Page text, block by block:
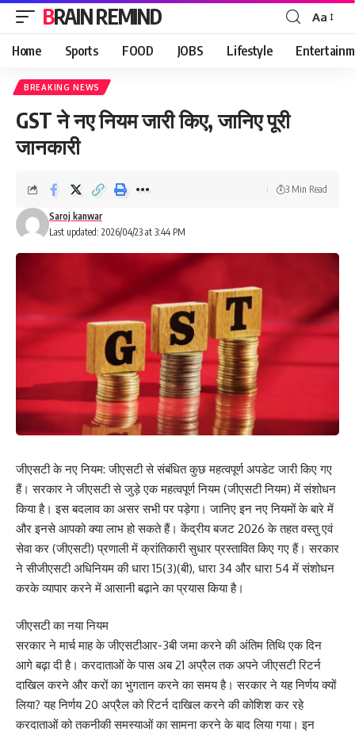
BRAIN REMIND
Font
Resizer
Aa
Home Sports FOOD JOBS Lifestyle
BREAKING NEWS
GST ने नए नियम जारी किए, जानिए पूरी
जानकारी
Last updated: 2026/04/23 at 3:44 PM
Saroj kanwar
3 Min Read
जीएसटी के नए नियम: जीएसटी से संबंधित कुछ महत्वपूर्ण अपडेट जारी किए गए
हैं। सरकार ने जीएसटी से जुड़े एक महत्वपूर्ण नियम (जीएसटी नियम) में संशोधन
किया है। इस बदलाव का असर सभी पर पड़ेगा। जानिए इन नए नियमों के बारे में
और इनसे आपको क्या लाभ हो सकते हैं। केंद्रीय बजट 2026 के तहत वस्तु एवं
सेवा कर (जीएसटी) प्रणाली में क्रांतिकारी सुधार प्रस्तावित किए गए हैं। सरकार
ने सीजीएसटी अधिनियम की धारा 15(3)(बी), धारा 34 और धारा 54 में संशोधन
करके व्यापार करने में आसानी बढ़ाने का प्रयास किया है।
जीएसटी का नया नियम
सरकार ने मार्च माह के जीएसटीआर-3बी जमा करने की अंतिम तिथि एक दिन
आगे बढ़ा दी है। करदाताओं के पास अब 21 अप्रैल तक अपने जीएसटी रिटर्न
दाखिल करने और करों का भुगतान करने का समय है। सरकार ने यह निर्णय क्यों
लिया? यह निर्णय 20 अप्रैल को रिटर्न दाखिल करने की कोशिश कर रहे
करदाताओं को तकनीकी समस्याओं का सामना करने के बाद लिया गया। इन